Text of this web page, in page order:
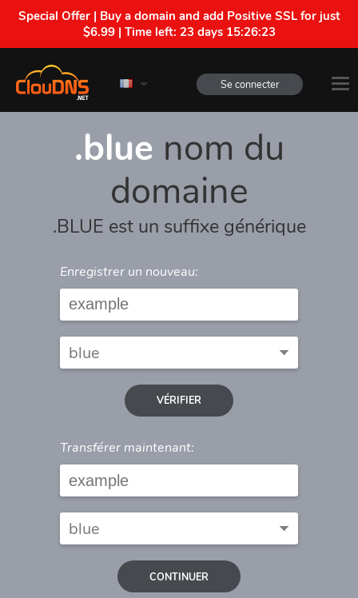
Special Offer | Buy a domain and add Positive SSL for just
$6.99 | Time left: 23 days 15:26:23
Se connecter
.blue nom du
domaine
.BLUE est un suffixe générique
Enregistrer un nouveau:
VÉRIFIER
Transférer maintenant:
CONTINUER